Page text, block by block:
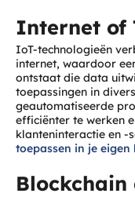
Internet of
IoT-technologieën
internet, waardoor
ontstaat die data
toepassingen in
geautomatiseerde
efficiënter te werken
klanteninteractie en -
toepassen in je eigen